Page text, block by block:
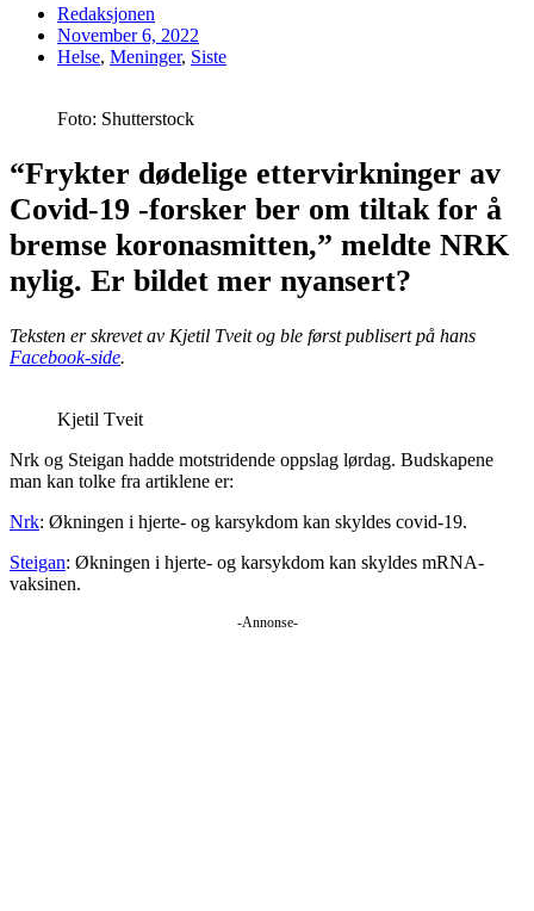
Redaksjonen
November 6, 2022
Helse, Meninger, Siste
Foto: Shutterstock
“Frykter dødelige ettervirkninger av
Covid-19 -forsker ber om tiltak for å
bremse koronasmitten,” meldte NRK
nylig. Er bildet mer nyansert?
Teksten er skrevet av Kjetil Tveit og ble først publisert på hans
Facebook-side.
Kjetil Tveit
Nrk og Steigan hadde motstridende oppslag lørdag. Budskapene
man kan tolke fra artiklene er:
Nrk: Økningen i hjerte- og karsykdom kan skyldes covid-19.
Steigan: Økningen i hjerte- og karsykdom kan skyldes mRNA-
vaksinen.
-Annonse-